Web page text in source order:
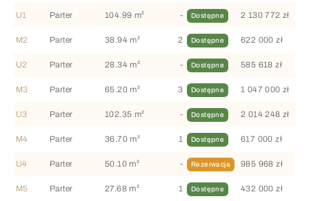
U1 Parter 104.99 m² - Dostępne 2 130 772 zł
M2 Parter 38.94 m² 2 Dostępne 622 000 zł
U2 Parter 28.34 m² - Dostępne 585 618 zł
M3 Parter 65.20 m² 3 Dostępne 1 047 000 zł
U3 Parter 102.35 m² - Dostępne 2 014 248 zł
M4 Parter 36.70 m² 1 Dostępne 617 000 zł
U4 Parter 50.10 m² - Rezerwacja 985 968 zł
M5 Parter 27.68 m² 1 Dostępne 432 000 zł